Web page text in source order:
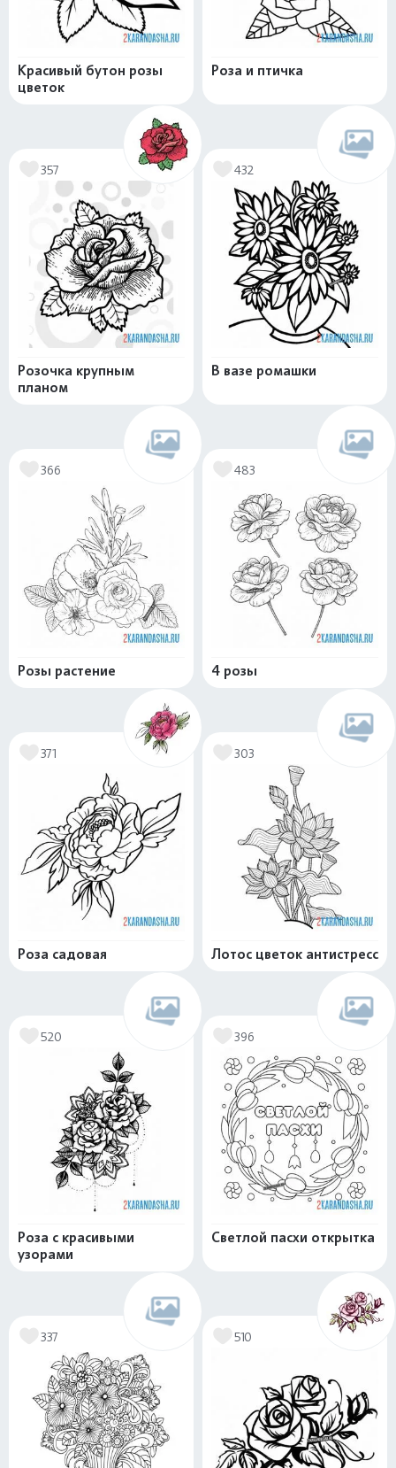
Красивый бутон розы
цветок
Роза и птичка
357
Розочка крупным
планом
432
В вазе ромашки
366
Розы растение
483
4 розы
371
Роза садовая
303
Лотос цветок антистресс
520
Роза с красивыми
узорами
396
Светлой пасхи открытка
337 510